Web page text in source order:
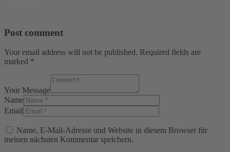
Post comment
Your email address will not be published. Required fields are
marked *
Your Message
Name
Email
Name, E-Mail-Adresse und Website in diesem Browser für
meinen nächsten Kommentar speichern.